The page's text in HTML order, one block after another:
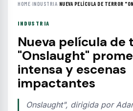
HOME›INDUSTRIA› NUEVA PELÍCULA DE TERROR
INDUSTRIA
Nueva película de
"Onslaught"
intensa y escenas
impactantes
Onslaught", dirigida por